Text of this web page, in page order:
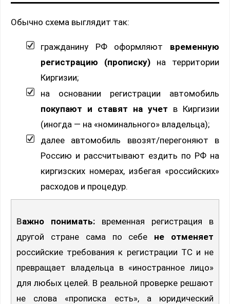
Обычно схема выглядит так:
гражданину РФ оформляют временную
регистрацию (прописку) на территории
Киргизии;
на основании регистрации автомобиль
покупают и ставят на учет в Киргизии
(иногда — на «номинального» владельца);
далее автомобиль ввозят/перегоняют в
Россию и рассчитывают ездить по РФ на
киргизских номерах, избегая «российских»
расходов и процедур.
Важно понимать: временная регистрация в
другой стране сама по себе не отменяет
российские требования к регистрации ТС и не
превращает владельца в «иностранное лицо»
для любых целей. В реальной проверке решают
не слова «прописка есть», а юридический